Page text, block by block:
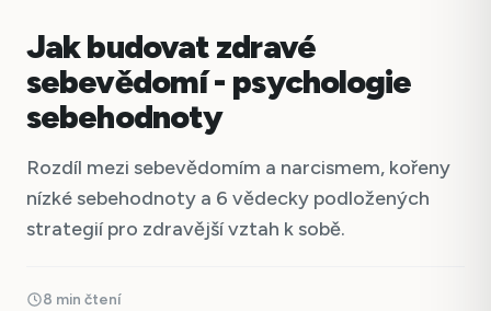
Jak budovat zdravé
sebevědomí - psychologie
sebehodnoty
Rozdíl mezi sebevědomím a narcismem, kořeny
nízké sebehodnoty a 6 vědecky podložených
strategií pro zdravější vztah k sobě.
8 min čtení